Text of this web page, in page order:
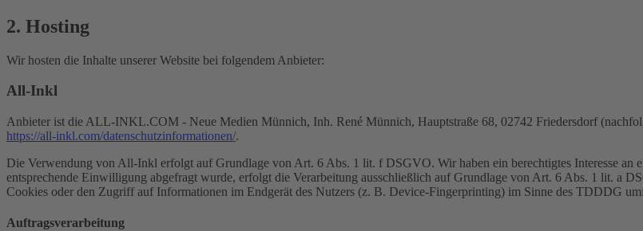
2. Hosting
Wir hosten die Inhalte unserer Website bei folgendem Anbieter:
All-Inkl
Anbieter ist die ALL-INKL.COM - Neue Medien Münnich, Inh. René Münnich, Hauptstraße 68, 02742 Friedersdorf
https://all-inkl.com/datenschutzinformationen/.
Die Verwendung von All-Inkl erfolgt auf Grundlage von Art. 6 Abs. 1 lit. f DSGVO. Wir haben ein berechtigtes Interesse an
entsprechende Einwilligung abgefragt wurde, erfolgt die Verarbeitung ausschließlich auf Grundlage von Art. 6 Abs. 1 lit. a
Cookies oder den Zugriff auf Informationen im Endgerät des Nutzers (z. B. Device-Fingerprinting) im Sinne des TDDDG
Auftragsverarbeitung